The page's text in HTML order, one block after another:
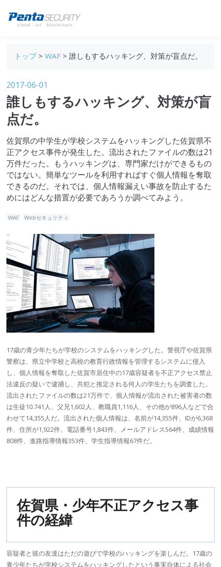
データ保護
セキュリティインサイト
技術ブログ
トップ> WAF> 誰しもするハッキング、対策が盲点だ。
2017-06-01
誰しもするハッキング、対策が盲
点だ。
佐賀県の中学生が学校システムをハッキングした佐賀県不
正アクセス事件が発生した。流出されたファイルの数は21
万件だった。もうハッキングは、専門家だけができるもの
ではない。簡単なツールを利用すればすぐ個人情報を奪取
できるのだ。それでは、個人情報漏えい事故を防止するた
めにはどんな措置が必要であろうか調べてみよう。
WAF Webセキュリティ
17歳の青少年たちが学校のシステムをハッキングした。警視庁や佐賀県
警察は、県立中学校と高校の教育行政情報を管理するシステムに侵入
し、個人情報を奪取した佐賀市居住中の17歳容疑者を不正アクセス禁止
法違反の疑いで逮捕し、共犯と推定される何人の学生たちを調査した。
流出されたファイルの数は21万件で、個人情報が流出された被害者の数
は生徒10.741人、父兄1,602人、教職員1,116人、その他が896人などで合
わせて14,355人だ。流出された個人情報は、名前が14,355件、IDが6,368
件、住所が1,922件、電話番号1,843件、メールアドレス564件、成績情報
808件、進路指導情報353件、学生指導情報67件だ。
佐賀県・少年不正アクセス事
件の経緯
容疑者と彼の友達はただの遊びで学校のハッキングを楽しんだ。17歳の
青少年たちが学校システムをハッキングしたという事実自体による社会